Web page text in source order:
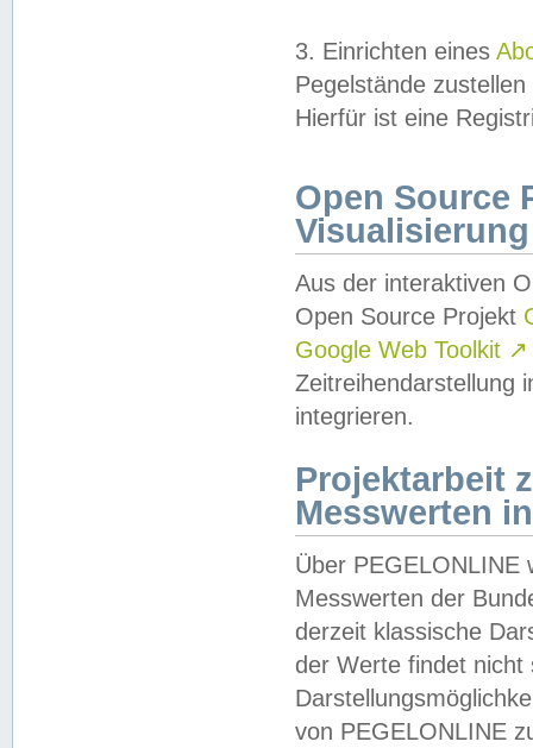
3. Einrichten eines
Pegelstände
Hierfür ist eine
Open Source
Visualisierung
Aus der interaktiven
Open Source Projekt
Google Web Toolkit ↗
Zeitreihendarstellung
integrieren.
Projektarbeit
Messwerten
Über PEGELONLINE
Messwerten der
derzeit klassische
der Werte findet
von PEGELONLINE